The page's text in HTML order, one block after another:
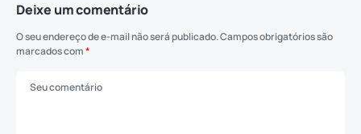
Deixe um comentário
O seu endereço de e-mail não será publicado.Campos obrigatórios são
marcados com*